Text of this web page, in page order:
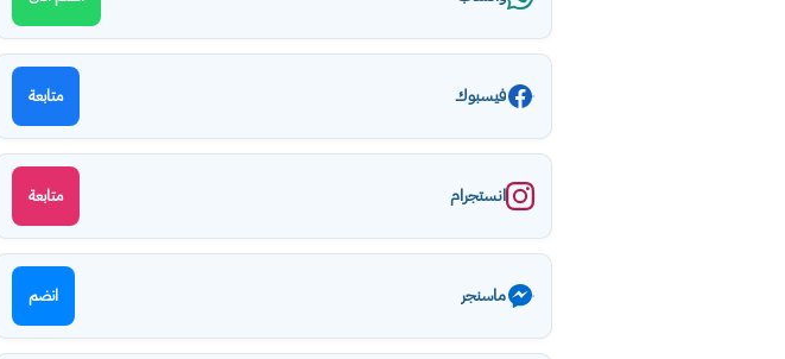
فيسبوك متابعة
انستجرام متابعة
ماسنجر انضم